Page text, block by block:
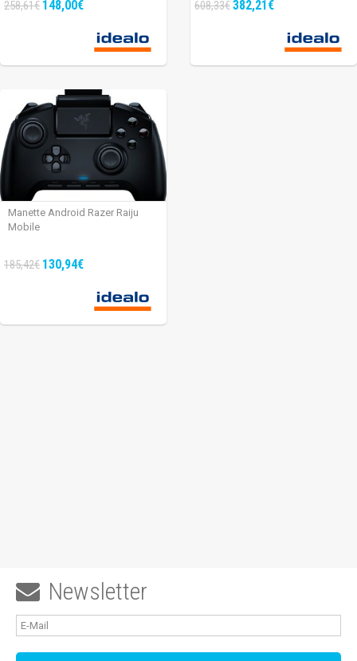
258,61€ 148,00€ 608,33€382,21€
Manette Android Razer Raiju
Mobile
185,42€ 130,94€
 Newsletter